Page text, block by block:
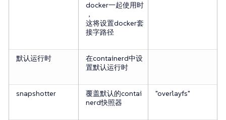
docker一起使用时
，
这将设置docker套
接字路径
默认运行时
在containerd中设
置默认运行时
snapshotter
覆盖默认的contai
nerd快照器
"overlayfs"